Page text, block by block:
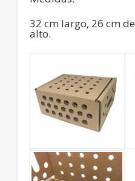
32 cm largo, 26 cm
alto.